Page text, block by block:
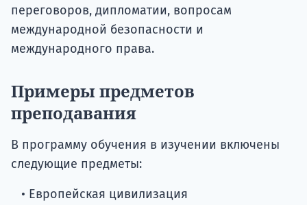
переговоров, дипломатии, вопросам
международной безопасности и
международного права.
Примеры предметов
преподавания
В программу обучения в изучении включены
следующие предметы:
• Европейская цивилизация